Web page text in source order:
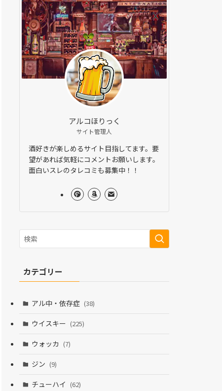
アルコほりっく
サイト管理人
酒好きが楽しめるサイト目指してます。要
望があれば気軽にコメントお願いします。
面白いスレのタレコミも募集中！！
カテゴリー
アル中・依存症 (38)
ウイスキー (225)
ウォッカ (7)
ジン (9)
チューハイ (62)